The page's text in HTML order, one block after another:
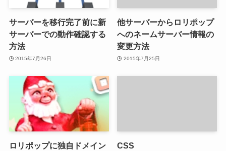
サーバーを移行完了前に新
サーバーでの動作確認する
方法
2015年7月26日
他サーバーからロリポップ
へのネームサーバー情報の
変更方法
2015年7月25日
ロリポップに独自ドメイン
CSS